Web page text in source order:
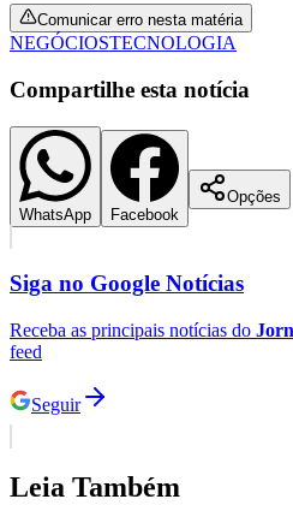
Flamengo
Comunicar erro nesta matéria
NEGÓCIOSTECNOLOGIA
Compartilhe esta notícia
WhatsApp Facebook
Opções
Siga no Google Notícias
Receba as principais notícias do
feed
Seguir
Em Alta